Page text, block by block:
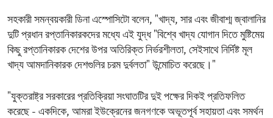
সহকারী সমন্বয়কারী‌ ডিনা এস্পোসিটো বলেন, "খাদ্য, সার এবং জীবাশ্ম জ্বালানির
দুটি প্রধান রপ্তানিকারকদের মধ্যে এই যুদ্ধ "বিশ্বে খাদ্য যোগান দিতে মুষ্টিমেয়
কিছু রপ্তানিকারক দেশের উপর অতিরিক্ত নির্ভরশীলতা, সেইসাথে নির্দিষ্ট মূল
খাদ্য আমদানিকারক দেশগুলির চরম দুর্বলতা" উন্মোচিত করেছে।"
"যুক্তরাষ্ট্র সরকারের প্রতিক্রিয়া সংঘাতটির দুই পক্ষের দিকই প্রতিফলিত
করেছে - একদিকে, আমরা ইউক্রেনের জনগণকে অভূতপূর্ব সহায়তা এবং সমর্থন